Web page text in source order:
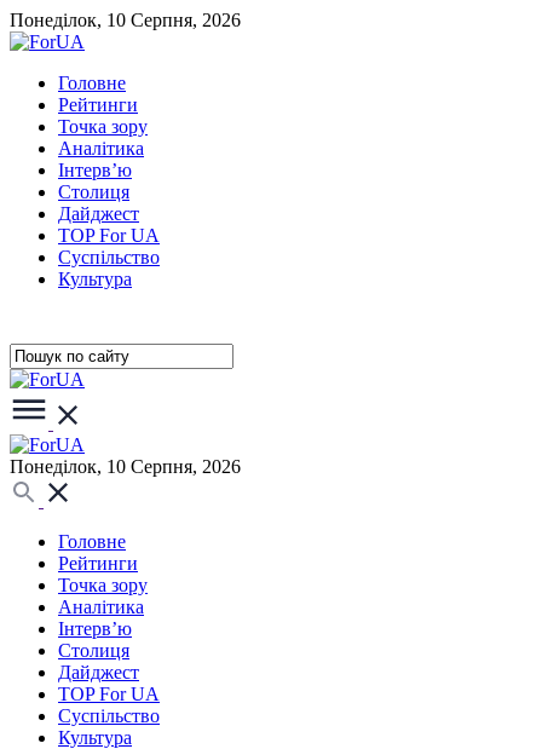
Понеділок, 10 Серпня, 2026
Головне
Рейтинги
Точка зору
Аналітика
Інтерв’ю
Столиця
Дайджест
TOP For UA
Суспiльство
Культура
Понеділок, 10 Серпня, 2026
Головне
Рейтинги
Точка зору
Аналітика
Інтерв’ю
Столиця
Дайджест
TOP For UA
Суспiльство
Культура